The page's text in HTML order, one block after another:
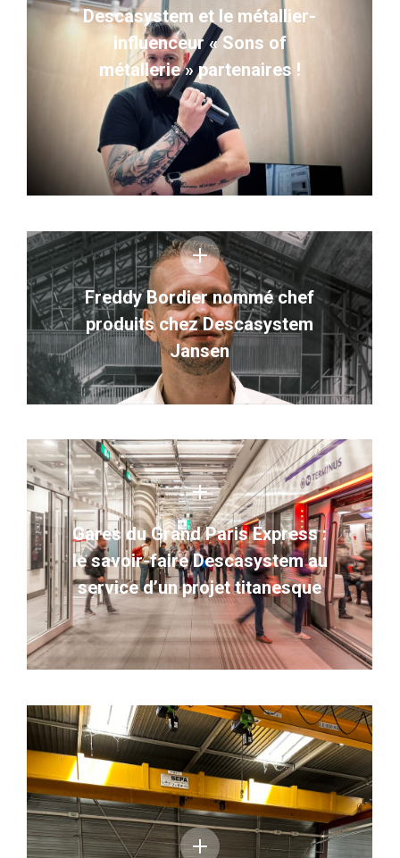
Descasystem et le métallier-
influenceur « Sons of
métallerie » partenaires !
Freddy Bordier nommé chef
produits chez Descasystem
Jansen
Gares du Grand Paris Express :
le savoir-faire Descasystem au
service d’un projet titanesque